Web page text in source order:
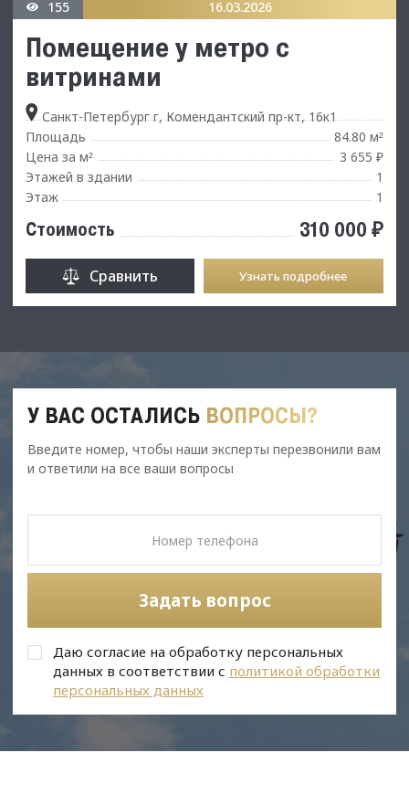
155 16.03.2026
Помещение у метро с
витринами
Санкт-Петербург г, Комендантский пр-кт, 16к1
Площадь
84.80 м²
Цена за м²
3 655 ₽
Этажей в здании
1
Этаж
1
Стоимость 310 000 ₽
Сравнить Узнать подробнее
У ВАС ОСТАЛИСЬ ВОПРОСЫ?
Введите номер, чтобы наши эксперты перезвонили вам
и ответили на все ваши вопросы
Задать вопрос
Даю согласие на обработку персональных
данных в соответствии с политикой обработки
персональных данных